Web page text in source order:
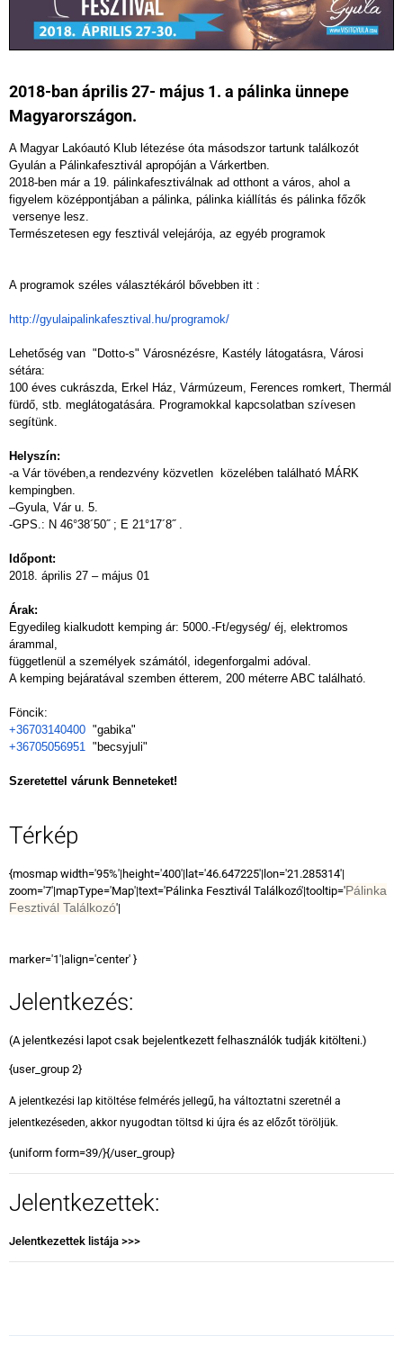
2018-ban április 27- május 1. a pálinka ünnepe
Magyarországon.
A Magyar Lakóautó Klub létezése óta másodszor tartunk találkozót
Gyulán a Pálinkafesztivál apropóján a Várkertben.
2018-ben már a 19. pálinkafesztiválnak ad otthont a város, ahol a
figyelem középpontjában a pálinka, pálinka kiállítás és pálinka főzők
versenye lesz.
Természetesen egy fesztivál velejárója, az egyéb programok
A programok széles választékáról bővebben itt :
http://gyulaipalinkafesztival. hu/programok/
Lehetőség van "Dotto-s" Városnézésre, Kastély látogatásra, Városi
sétára:
100 éves cukrászda, Erkel Ház, Vármúzeum, Ferences romkert, Thermál
fürdő, stb. meglátogatására. Programokkal kapcsolatban szívesen
segítünk.
Helyszín:
-a Vár tövében,a rendezvény közvetlen közelében található MÁRK
kempingben.
–Gyula , Vár u. 5.
-GPS.: N 46°38´50˝ ; E 21°17´8˝ .
Időpont:
2018. április 27 – május 01
Árak:
Egyedileg kialkudott kemping ár: 5000.-Ft/egység/ éj, elektromos
árammal,
függetlenül a személyek számától, idegenforgalmi adóval.
A kemping bejáratával szemben étterem, 200 méterre ABC található.
Föncik:
+36703140400 "gabika"
+36705056951
"becsyjuli"
Szeretettel várunk Benneteket!
Térkép
{mosmap width='95%'|height='400'|lat='46.647225'|lon='21.285314'|
zoom='7'|mapType='Map'|text='Pálinka Fesztivál Találkozó'|tooltip='Pálinka
Fesztivál Találkozó'|
marker='1'|align='center' }
Jelentkezés:
(A jelentkezési lapot csak bejelentkezett felhasználók tudják kitölteni.)
{user_group 2}
A jelentkezési lap kitöltése felmérés jellegű, ha változtatni szeretnél a
jelentkezéseden, akkor nyugodtan töltsd ki újra és az előzőt töröljük.
{uniform form=39/}{/user_group}
Jelentkezettek:
Jelentkezettek listája >>>